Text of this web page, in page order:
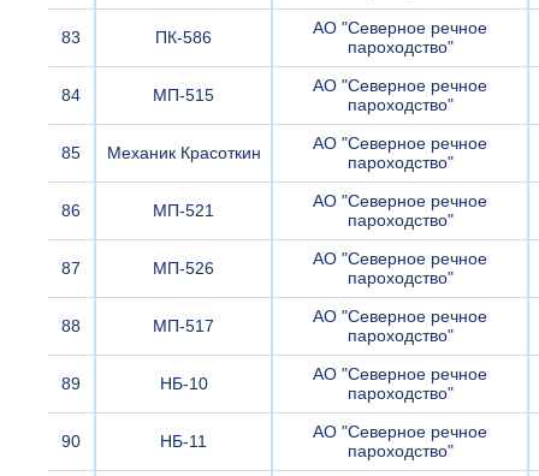
83 ПК-586
АО "Северное речное
пароходство"
84 МП-515
АО "Северное речное
пароходство"
85 Механик Красоткин
АО "Северное речное
пароходство"
86 МП-521
АО "Северное речное
пароходство"
87 МП-526
АО "Северное речное
пароходство"
88 МП-517
АО "Северное речное
пароходство"
89 НБ-10
АО "Северное речное
пароходство"
90 НБ-11
АО "Северное речное
пароходство"